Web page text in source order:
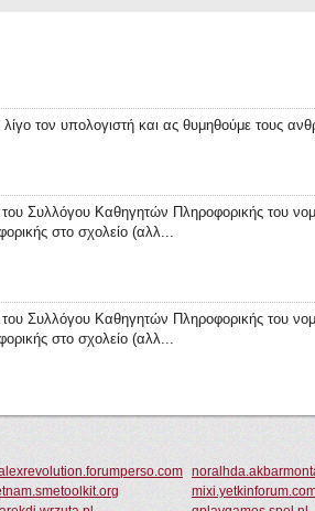
λίγο τον υπολογιστή και ας θυμηθούμε τους
Συλλόγου Καθηγητών Πληροφορικής του
στο σχολείο (αλλ...
Συλλόγου Καθηγητών Πληροφορικής του
στο σχολείο (αλλ...